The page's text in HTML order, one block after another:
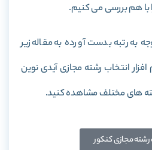
به رتبه بدست آورده به مقاله زیر
افزار انتخاب رشته مجازی آیدی نوین
های مختلف مشاهده کنید.
مجازی کنکور